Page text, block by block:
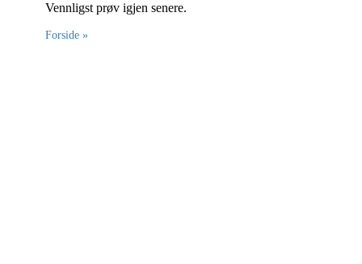
Vennligst prøv igjen senere.
Forside »